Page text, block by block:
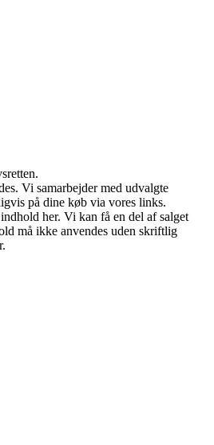
Vi samarbejder med udvalgte
på dine køb via vores links.
her. Vi kan få en del af salget
må ikke anvendes uden skriftlig